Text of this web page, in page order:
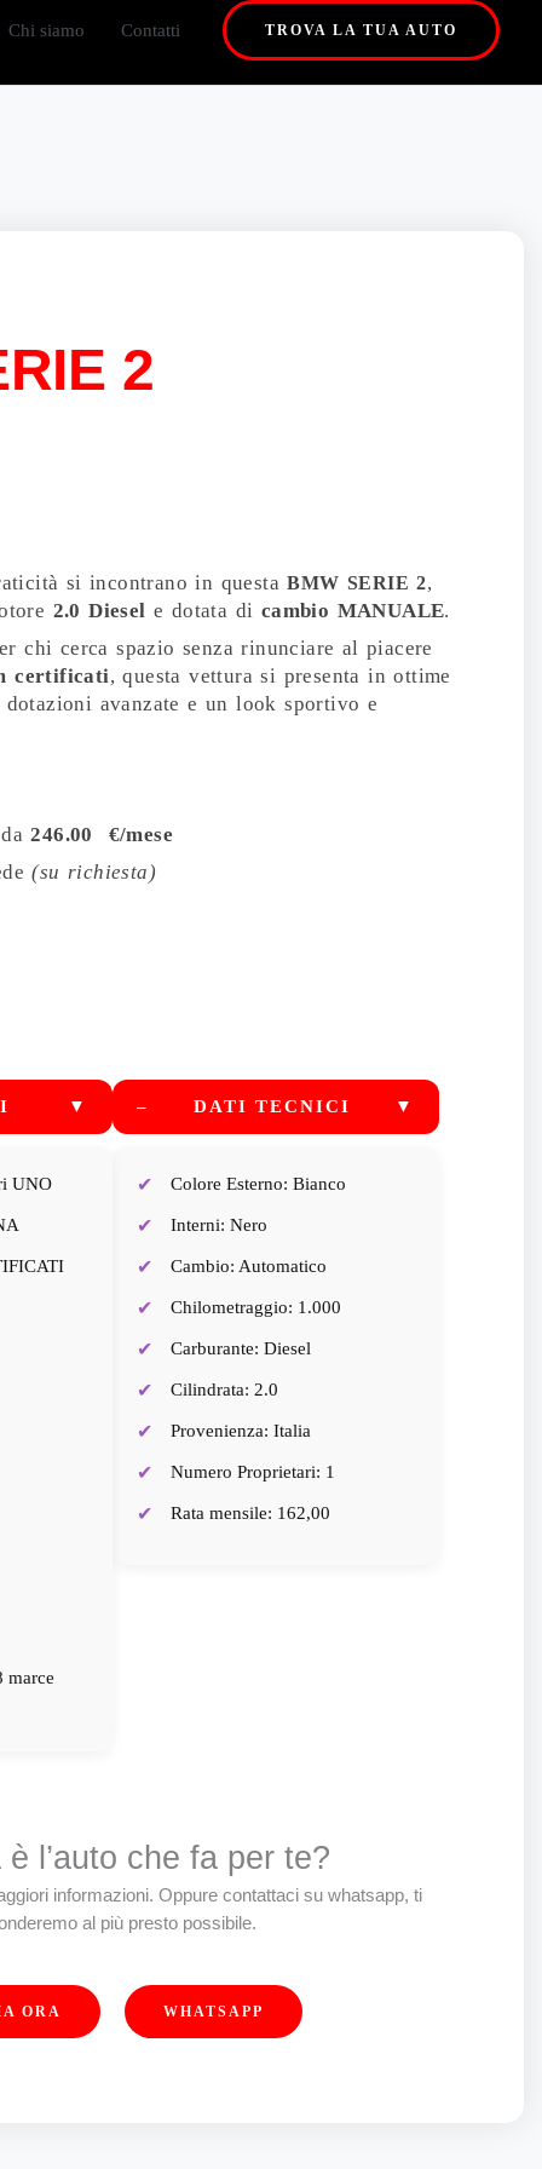
Chi siamo Contatti TROVA LA TUA AUTO
2
si incontrano in questaBMW SERIE 2,
2.0 Diesel e dotata di cambio MANUALE.
chi cerca spazio senza rinunciare al piacere
certificati, questa vettura si presenta in ottime
avanzate e un look sportivo e
da246.00
€/mese
(su richiesta)
▼
UNO
marce
zona
– DATI TECNICI ▼
Colore Esterno: Bianco
Interni: Nero
Cambio: Automatico
Chilometraggio: 1.000
Carburante: Diesel
Cilindrata: 2.0
Provenienza: Italia
Numero Proprietari: 1
Rata mensile: 162,00
l’auto che fa per te?
informazioni. Oppure contattaci su whatsapp, ti
al più presto possibile.
ORA WHATSAPP